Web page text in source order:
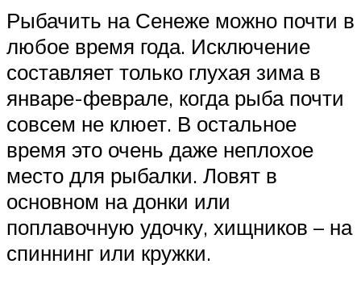
Рыбачить на Сенеже можно почти в
любое время года. Исключение
составляет только глухая зима в
январе-феврале, когда рыба почти
совсем не клюет. В остальное
время это очень даже неплохое
место для рыбалки. Ловят в
основном на донки или
поплавочную удочку, хищников – на
спиннинг или кружки.